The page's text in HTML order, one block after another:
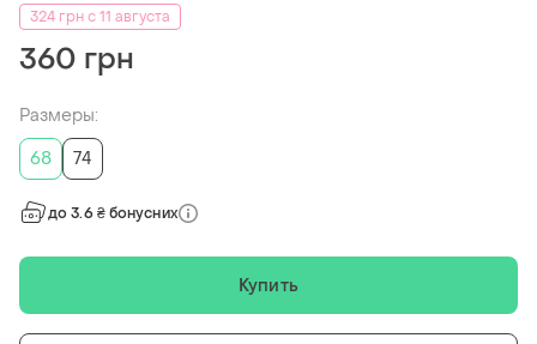
324 грн с 11 августа
360 грн
Размеры:
68
74
до 3.6 ₴ бонусних
Купить